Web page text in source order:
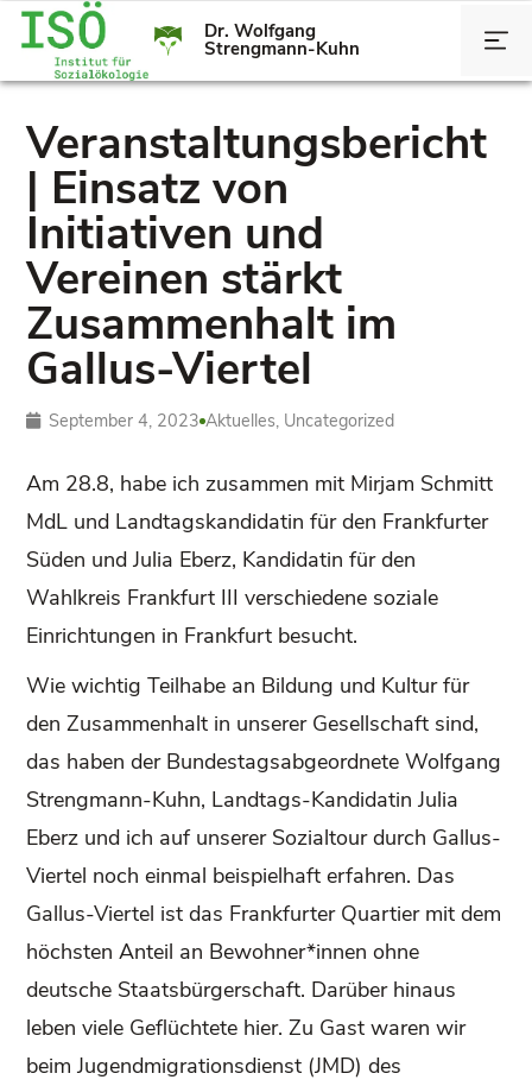
Dr. Wolfgang
Strengmann-Kuhn
Veranstaltungsbericht
| Einsatz von
Initiativen und
Vereinen stärkt
Zusammenhalt im
Gallus-Viertel
September 4, 2023 Aktuelles, Uncategorized
Am 28.8, habe ich zusammen mit Mirjam Schmitt
MdL und Landtagskandidatin für den Frankfurter
Süden und Julia Eberz, Kandidatin für den
Wahlkreis Frankfurt III verschiedene soziale
Einrichtungen in Frankfurt besucht.
Wie wichtig Teilhabe an Bildung und Kultur für
den Zusammenhalt in unserer Gesellschaft sind,
das haben der Bundestagsabgeordnete Wolfgang
Strengmann-Kuhn, Landtags-Kandidatin Julia
Eberz und ich auf unserer Sozialtour durch Gallus-
Viertel noch einmal beispielhaft erfahren. Das
Gallus-Viertel ist das Frankfurter Quartier mit dem
höchsten Anteil an Bewohner*innen ohne
deutsche Staatsbürgerschaft. Darüber hinaus
leben viele Geflüchtete hier. Zu Gast waren wir
beim Jugendmigrationsdienst (JMD) des